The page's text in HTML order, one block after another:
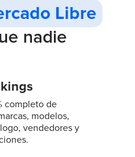
Libre
nadie
completo de
modelos,
vendedores y